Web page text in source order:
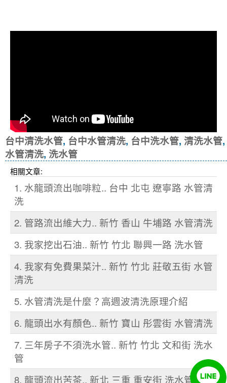
台中清洗水管, 台中水管清洗, 台中洗水管, 清洗水管,
水管清洗, 洗水管
相關文章:
1. 水龍頭流出咖啡粒.. 台中 北屯 遼寧路 水管清
洗
2. 管路流出維大力.. 新竹 香山 牛埔路 水管清洗
3. 我家挖出石油.. 新竹 竹北 聯興一路 洗水管
4. 我家有免費果菜汁.. 新竹 竹北 莊敬五街 水管
清洗
5. 水管清洗是什麼？高週波清洗原理介紹
6. 龍頭出水有顏色.. 新竹 寶山 彤雲街 水管清洗
7. 三年房子不須洗水管.. 新竹 竹北 文和街 洗水
管
8. 龍頭流出苦茶.. 新北 三重 重安街 洗水管